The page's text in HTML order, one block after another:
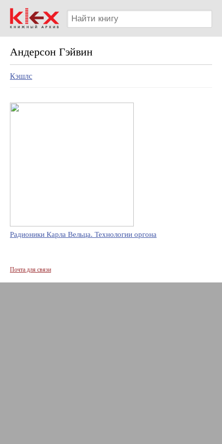
Андерсон Гэйвин
Кэшлс
Радионики Карла Вельца. Технологии оргона
Почта для связи